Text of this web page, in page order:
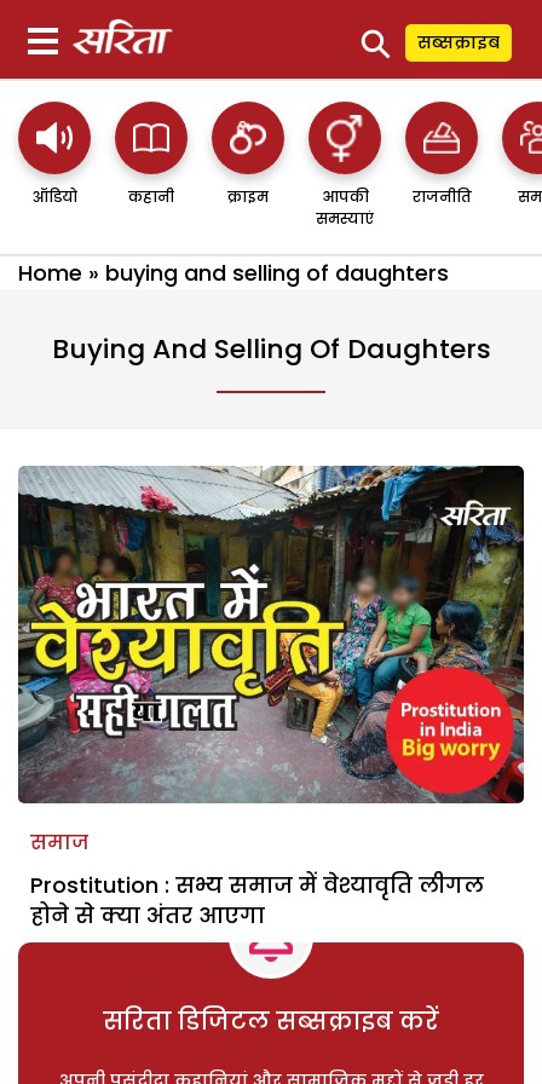
⚲ सब्सक्राइब
ऑडियो कहानी क्राइम
आपकी
समस्याएं
राजनीति
Home » buying and selling of daughters
Buying And Selling Of Daughters
समाज
Prostitution : सभ्य समाज में वेश्यावृति लीगल
होने से क्या अंतर आएगा
सरिता डिजिटल सब्सक्राइब करें